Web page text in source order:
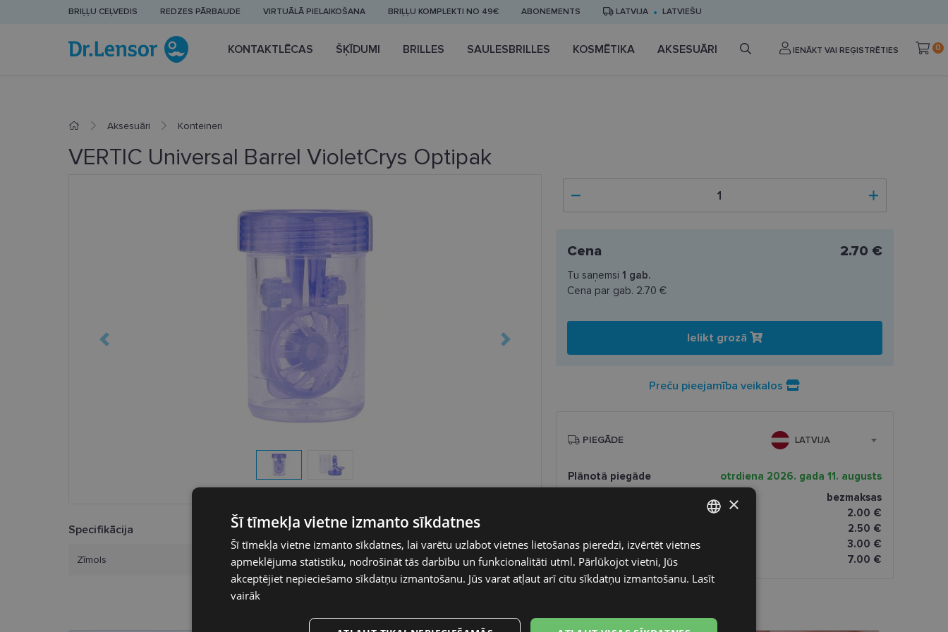
BRIĻĻU CEĻVEDIS REDZES PĀRBAUDE VIRTUĀLĀ PIELAIKOŠANA BRIĻĻU KOMPLEKTI NO 49€ ABONEMENTS LATVIJA LATVIEŠU
KONTAKTLĒCAS ŠĶĪDUMI BRILLES SAULESBRILLES KOSMĒTIKA AKSESUĀRI IENĀKT VAI REĢISTRĒTIES 0
Aksesuāri Konteineri
VERTIC Universal Barrel VioletCrys Optipak
Specifikācija
Zīmols UNIVERSAL
Cena 2.70 €
Tu saņemsi 1 gab.
Cena par gab. 2.70 €
Ielikt grozā
Preču pieejamība veikalos
PIEGĀDE LATVIJA
Plānotā piegāde
otrdiena 2026. gada 11. augusts
bezmaksas
2.00 €
2.50 €
Omniva
3.00 €
Piegāde uz adresi
7.00 €
LATVIAN
×
Šī tīmekļa vietne izmanto sīkdatnes
Šī tīmekļa vietne izmanto sīkdatnes, lai varētu uzlabot vietnes lietošanas pieredzi, izvērtēt vietnes
apmeklējuma statistiku, nodrošināt tās darbību un funkcionalitāti utml. Pārlūkojot vietni, Jūs
akceptējiet nepieciešamo sīkdatņu izmantošanu. Jūs varat atļaut arī citu sīkdatņu izmantošanu. Lasīt
vairāk